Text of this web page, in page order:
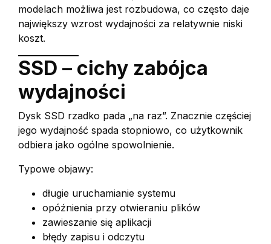
modelach możliwa jest rozbudowa, co często daje
największy wzrost wydajności za relatywnie niski
koszt.
SSD – cichy zabójca
wydajności
Dysk SSD rzadko pada „na raz”. Znacznie częściej
jego wydajność spada stopniowo, co użytkownik
odbiera jako ogólne spowolnienie.
Typowe objawy:
długie uruchamianie systemu
opóźnienia przy otwieraniu plików
zawieszanie się aplikacji
błędy zapisu i odczytu